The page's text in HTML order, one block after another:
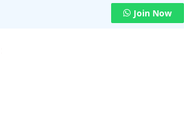
Join Now